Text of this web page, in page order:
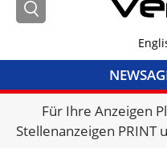
NEWS
Für Ihre Anzeigen
Stellenanzeigen PRINT